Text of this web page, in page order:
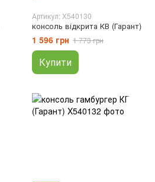
Артикул: X540130
консоль відкрита КВ (Гарант)
1 596 грн 1 773 грн
Купити